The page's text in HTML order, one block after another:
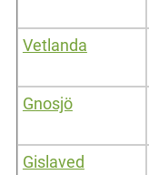
Vetlanda
Gnosjö
Gislaved